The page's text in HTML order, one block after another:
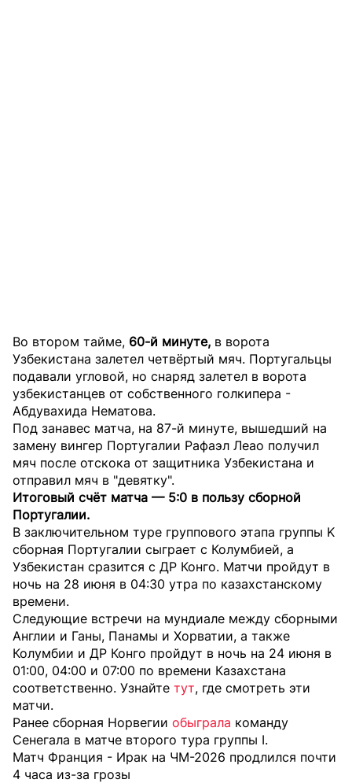
Во втором тайме, 60-й минуте, в ворота
Узбекистана залетел четвёртый мяч. Португальцы
подавали угловой, но снаряд залетел в ворота
узбекистанцев от собственного голкипера -
Абдувахида Нематова.
Под занавес матча, на 87-й минуте, вышедший на
замену вингер Португалии Рафаэл Леао получил
мяч после отскока от защитника Узбекистана и
отправил мяч в "девятку".
Итоговый счёт матча — 5:0 в пользу сборной
Португалии.
В заключительном туре группового этапа группы K
сборная Португалии сыграет с Колумбией, а
Узбекистан сразится с ДР Конго. Матчи пройдут в
ночь на 28 июня в 04:30 утра по казахстанскому
времени.
Следующие встречи на мундиале между сборными
Англии и Ганы, Панамы и Хорватии, а также
Колумбии и ДР Конго пройдут в ночь на 24 июня в
01:00, 04:00 и 07:00 по времени Казахстана
соответственно. Узнайте тут, где смотреть эти
матчи.
Ранее сборная Норвегии обыграла команду
Сенегала в матче второго тура группы I.
Матч Франция - Ирак на ЧМ-2026 продлился почти
4 часа из-за грозы